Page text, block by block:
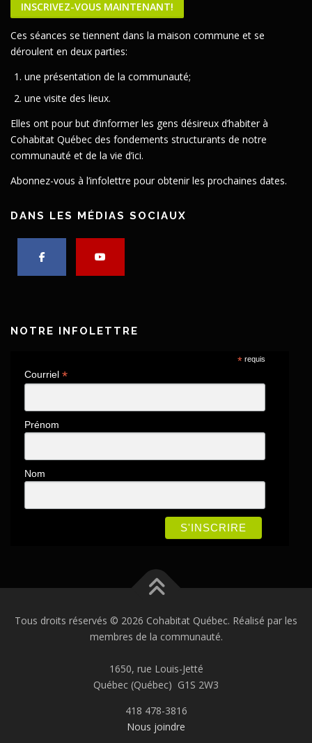
INSCRIVEZ-VOUS MAINTENANT!
Ces séances se tiennent dans la maison commune et se
déroulent en deux parties:
une présentation de la communauté;
une visite des lieux.
Elles ont pour but d’informer les gens désireux d’habiter à
Cohabitat Québec des fondements structurants de notre
communauté et de la vie d’ici.
Abonnez-vous à l’infolettre pour obtenir les prochaines dates.
DANS LES MÉDIAS SOCIAUX
NOTRE INFOLETTRE
*requis
Courriel *
Prénom
Nom
Tous droits réservés © 2026 Cohabitat Québec. Réalisé par les
membres de la communauté.
1650, rue Louis-Jetté
Québec (Québec) G1S 2W3
418 478-3816
Nous joindre